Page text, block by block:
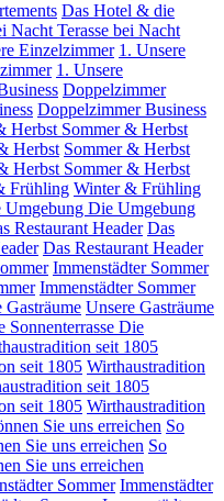
Das Hotel & die
Nacht Terasse bei Nacht
Einzelzimmer 1. Unsere
1. Unsere
Doppelzimmer
Doppelzimmer Business
Herbst Sommer & Herbst
Herbst Sommer & Herbst
Herbst Sommer & Herbst
Frühling Winter & Frühling
Umgebung Die Umgebung
Restaurant Header Das
Das Restaurant Header
Immenstädter Sommer
Immenstädter Sommer
Gasträume Unsere Gasträume
Sonnenterrasse Die
seit 1805
seit 1805 Wirthaustradition
seit 1805
seit 1805 Wirthaustradition
Sie uns erreichen So
Sie uns erreichen So
Sie uns erreichen
Sommer Immenstädter